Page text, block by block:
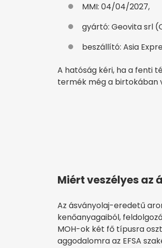
MMI: 04/04/2027,
gyártó: Geovita srl
beszállító: Asia
A hatóság kéri, ha a fenti
termék még a birtokában
Miért veszélyes az
Az ásványolaj-eredetű
kenőanyagaiból,
MOH-ok két fő típusra
aggodalomra az EFSA